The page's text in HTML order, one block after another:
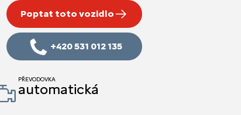
Poptat toto vozidlo
+420 531 012 135
PŘEVODOVKA
automatická